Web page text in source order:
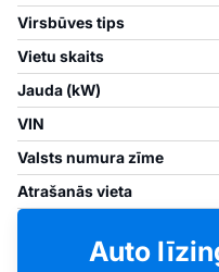
Virsbūves tips
Vietu skaits
Jauda (kW)
VIN
Valsts numura zīme
Atrašanās vieta
Auto